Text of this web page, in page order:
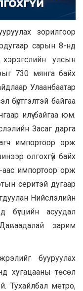
зорилгоор
сарын 8-нд
улсын
730 мянга байх
Улаанбаатар
бүртгэлтэй байгаа
илүү байгаа юм.
Засаг дарга
импортоор орж
олгохгүй байх
аас импортоор орж
серитэй дугаар
Нийслэлийн
бүтцийн асуудал
зарим
бууруулах
хугацааны төсөл
Тухайлбал метро,